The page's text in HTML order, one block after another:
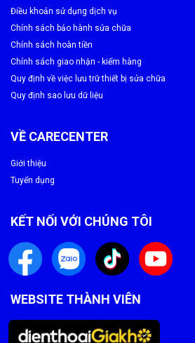
Điều khoản sử dụng dịch vụ
Chính sách bảo hành sửa chữa
Chính sách hoàn tiền
Chính sách giao nhận - kiểm hàng
Quy định về việc lưu trữ thiết bị sửa chữa
Quy định sao lưu dữ liệu
VỀ CARECENTER
Giới thiệu
Tuyển dụng
KẾT NỐI VỚI CHÚNG TÔI
WEBSITE THÀNH VIÊN